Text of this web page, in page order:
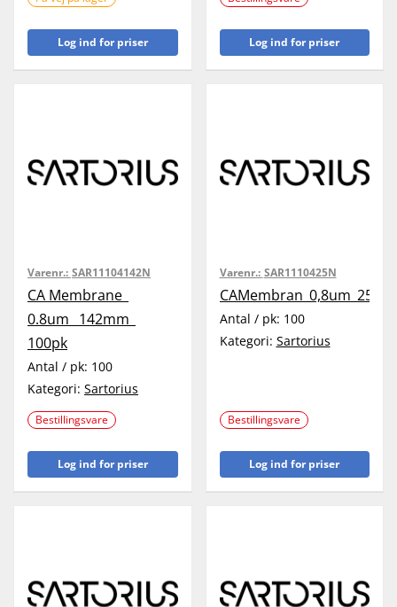
Log ind for priser Log ind for priser
Varenr.: SAR11104142N
CA Membrane_
0.8um_ 142mm_
100pk
Antal / pk: 100
Kategori: Sartorius
Bestillingsvare
Log ind for priser
Varenr.: SAR1110425N
Antal / pk: 100
Kategori: Sartorius
Bestillingsvare
Log ind for priser